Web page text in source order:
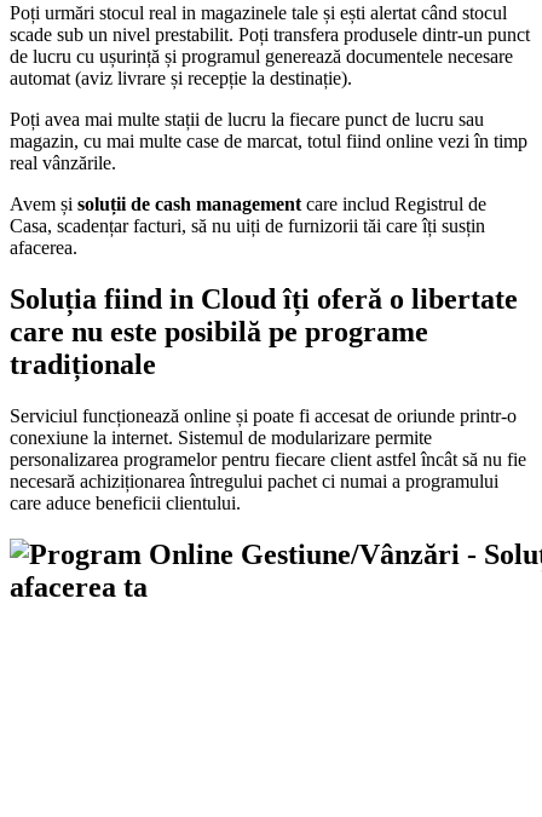
Poți urmări stocul real in magazinele tale și ești alertat când stocul
scade sub un nivel prestabilit. Poți transfera produsele dintr-un punct
de lucru cu ușurință și programul generează documentele necesare
automat (aviz livrare și recepție la destinație).
Poți avea mai multe stații de lucru la fiecare punct de lucru sau
magazin, cu mai multe case de marcat, totul fiind online vezi în timp
real vânzările.
Avem și soluții de cash management care includ Registrul de
Casa, scadențar facturi, să nu uiți de furnizorii tăi care îți susțin
afacerea.
Soluția fiind in Cloud îți oferă o libertate
care nu este posibilă pe programe
tradiționale
Serviciul funcționează online și poate fi accesat de oriunde printr-o
conexiune la internet. Sistemul de modularizare permite
personalizarea programelor pentru fiecare client astfel încât să nu fie
necesară achiziționarea întregului pachet ci numai a programului
care aduce beneficii clientului.